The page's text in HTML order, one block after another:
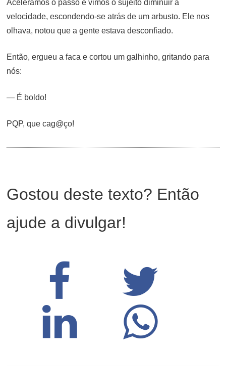
Aceleramos o passo e vimos o sujeito diminuir a
velocidade, escondendo-se atrás de um arbusto. Ele nos
olhava, notou que a gente estava desconfiado.
Então, ergueu a faca e cortou um galhinho, gritando para
nós:
— É boldo!
PQP, que cag@ço!
Gostou deste texto? Então
ajude a divulgar!